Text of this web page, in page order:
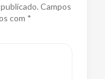
Campos
com *